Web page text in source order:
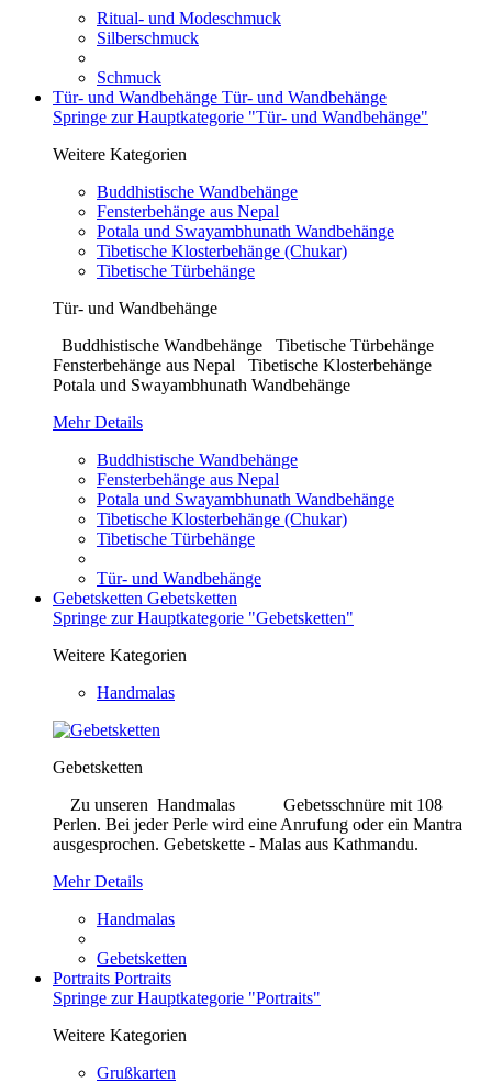
Ritual- und Modeschmuck
Silberschmuck
Schmuck
Tür- und Wandbehänge Tür- und Wandbehänge
Springe zur Hauptkategorie "Tür- und Wandbehänge"
Weitere Kategorien
Buddhistische Wandbehänge
Fensterbehänge aus Nepal
Potala und Swayambhunath Wandbehänge
Tibetische Klosterbehänge (Chukar)
Tibetische Türbehänge
Tür- und Wandbehänge
Buddhistische Wandbehänge Tibetische Türbehänge
Fensterbehänge aus Nepal Tibetische Klosterbehänge
Potala und Swayambhunath Wandbehänge
Mehr Details
Buddhistische Wandbehänge
Fensterbehänge aus Nepal
Potala und Swayambhunath Wandbehänge
Tibetische Klosterbehänge (Chukar)
Tibetische Türbehänge
Tür- und Wandbehänge
Gebetsketten Gebetsketten
Springe zur Hauptkategorie "Gebetsketten"
Weitere Kategorien
Handmalas
Gebetsketten
Zu unseren Handmalas Gebetsschnüre mit 108
Perlen. Bei jeder Perle wird eine Anrufung oder ein Mantra
ausgesprochen. Gebetskette - Malas aus Kathmandu.
Mehr Details
Handmalas
Gebetsketten
Portraits Portraits
Springe zur Hauptkategorie "Portraits"
Weitere Kategorien
Grußkarten